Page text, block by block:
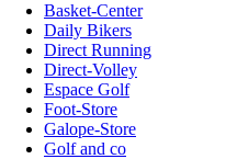
Basket-Center
Daily Bikers
Direct Running
Direct-Volley
Espace Golf
Foot-Store
Galope-Store
Golf and co